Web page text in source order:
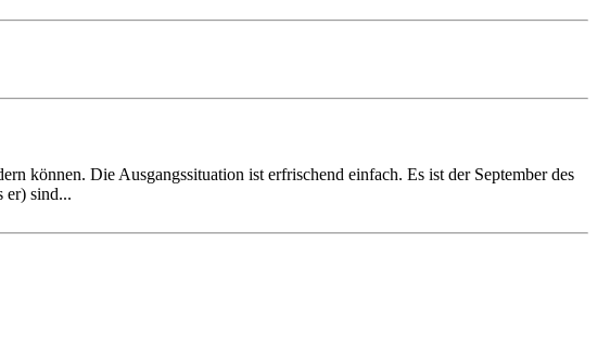
können. Die Ausgangssituation ist erfrischend einfach. Es ist der September des
er) sind...